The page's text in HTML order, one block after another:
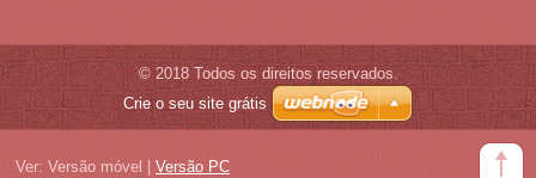
© 2018 Todos os direitos reservados.
Crie o seu site grátis
Ver: Versão móvel | Versão PC